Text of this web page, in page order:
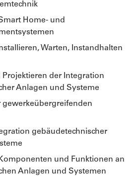
Home- und
Warten, Instandhalten
Projektieren der Integration
Anlagen und Systeme
gewerkeübergreifenden
gebäudetechnischer
und Funktionen an
Anlagen und Systemen